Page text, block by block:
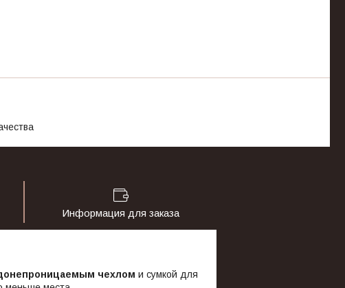
Информация для заказа
чехлом и сумкой для